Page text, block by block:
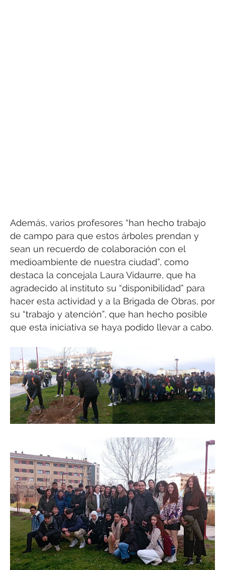
Además, varios profesores “han hecho trabajo
de campo para que estos árboles prendan y
sean un recuerdo de colaboración con el
medioambiente de nuestra ciudad”, como
destaca la concejala Laura Vidaurre, que ha
agradecido al instituto su “disponibilidad” para
hacer esta actividad y a la Brigada de Obras, por
su “trabajo y atención”, que han hecho posible
que esta iniciativa se haya podido llevar a cabo.